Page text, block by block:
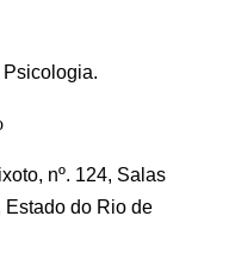
Psicologia.
nº. 124, Salas
Estado do Rio de